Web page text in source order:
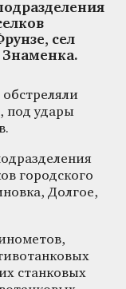
сел
обстреляли
под удары
городского
Долгое,
станковых